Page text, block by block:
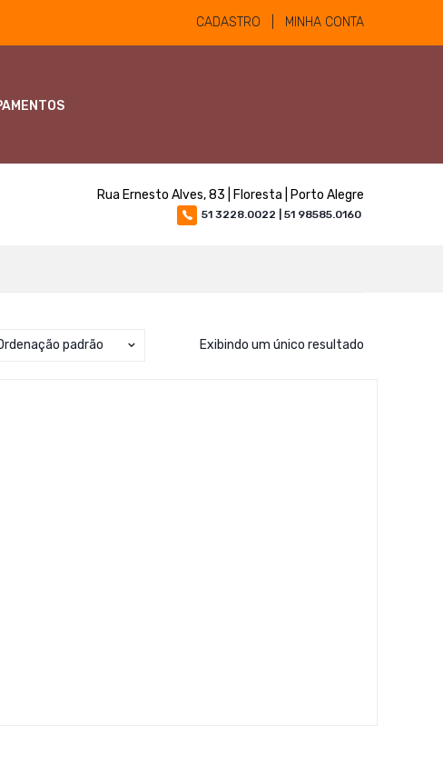
CADASTRO | MINHA CONTA
Rua Ernesto Alves, 83 | Floresta | Porto Alegre
51 3228.0022 | 51 98585.0160
Exibindo um único resultado
padrão